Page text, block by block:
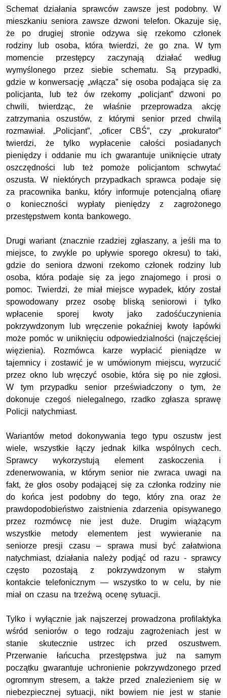
Schemat działania sprawców zawsze jest podobny. W
mieszkaniu seniora zawsze dzwoni telefon. Okazuje się,
że po drugiej stronie odzywa się rzekomo członek
rodziny lub osoba, która twierdzi, że go zna. W tym
momencie przestępcy zaczynają działać według
wymyślonego przez siebie schematu. Są przypadki,
gdzie w konwersację „włącza” się osoba podająca się za
policjanta, lub też ów rzekomy „policjant” dzwoni po
chwili, twierdząc, że właśnie przeprowadza akcję
zatrzymania oszustów, z którymi senior przed chwilą
rozmawiał. „Policjant”, „oficer CBŚ”, czy „prokurator”
twierdzi, że tylko wypłacenie całości posiadanych
pieniędzy i oddanie mu ich gwarantuje uniknięcie utraty
oszczędności lub też pomoże policjantom schwytać
oszusta. W niektórych przypadkach sprawca podaje się
za pracownika banku, który informuje potencjalną ofiarę
o konieczności wypłaty pieniędzy z zagrożonego
przestępstwem konta bankowego.
Drugi wariant (znacznie rzadziej zgłaszany, a jeśli ma to
miejsce, to zwykle po upływie sporego okresu) to taki,
gdzie do seniora dzwoni rzekomo członek rodziny lub
osoba, która podaje się za jego znajomego i prosi o
pomoc. Twierdzi, że miał miejsce wypadek, który został
spowodowany przez osobę bliską seniorowi i tylko
wpłacenie sporej kwoty jako zadośćuczynienia
pokrzywdzonym lub wręczenie pokaźniej kwoty łapówki
może pomóc w uniknięciu odpowiedzialności (najczęściej
więzienia). Rozmówca karze wypłacić pieniądze w
tajemnicy i zostawić je w umówionym miejscu, wyrzucić
przez okno lub wręczyć osobie, która się po nie zgłosi.
W tym przypadku senior przeświadczony o tym, że
dokonuje czegoś nielegalnego, rzadko zgłasza sprawę
Policji natychmiast.
Wariantów metod dokonywania tego typu oszustw jest
wiele, wszystkie łączy jednak kilka wspólnych cech.
Sprawcy wykorzystują element zaskoczenia i
zdenerwowania, w którym senior nie zwraca uwagi na
fakt, że głos osoby podającej się za członka rodziny nie
do końca jest podobny do tego, który zna oraz że
prawdopodobieństwo zaistnienia zdarzenia opisywanego
przez rozmówcę nie jest duże. Drugim wiążącym
wszystkie metody elementem jest wywieranie na
seniorze presji czasu – sprawa musi być załatwiona
natychmiast, działania należy podjąć od razu - sprawcy
często pozostają z pokrzywdzonym w stałym
kontakcie telefonicznym — wszystko to w celu, by nie
miał on czasu na trzeźwą ocenę sytuacji.
Tylko i wyłącznie jak najszerzej prowadzona profilaktyka
wśród seniorów o tego rodzaju zagrożeniach jest w
stanie skutecznie ustrzec ich przed oszustwem.
Przerwanie łańcucha przestępstwa już na samym
początku gwarantuje uchronienie pokrzywdzonego przed
ogromnym stresem, a także przed znalezieniem się w
niebezpiecznej sytuacji, nikt bowiem nie jest w stanie